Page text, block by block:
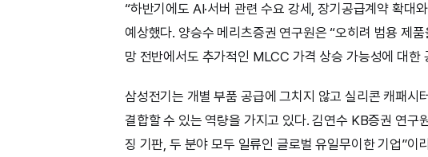
“하반기에도 AI·서버 관련 수요 강세, 장기공급계약 확대
예상했다. 양승수 메리츠증권 연구원은 “오히려 범용 제
망 전반에서도 추가적인 MLCC 가격 상승 가능성에 대한
삼성전기는 개별 부품 공급에 그치지 않고 실리콘 캐패
결합할 수 있는 역량을 가지고 있다. 김연수 KB증권 연구
징 기판, 두 분야 모두 일류인 글로벌 유일무이한 기업”이